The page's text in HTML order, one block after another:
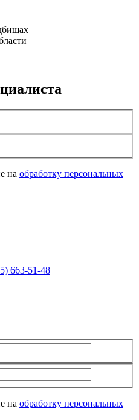
на обработку персональных
663-51-48
на обработку персональных